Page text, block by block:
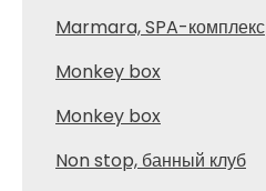
Marmara, SPA-комплекс
Monkey box
Monkey box
Non stop, банный клуб